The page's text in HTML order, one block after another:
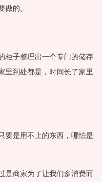
的。
柜子整理出一个专门的储存
里到处都是，时间长了家里
要是用不上的东西，哪怕是
是商家为了让我们多消费而